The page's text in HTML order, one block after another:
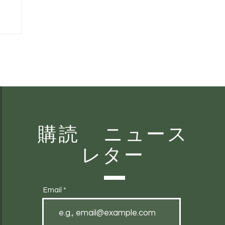
購読 ニュース
レター
Email